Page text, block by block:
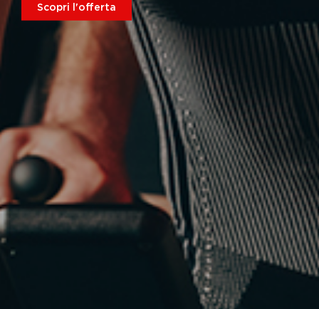
Scopri l'offerta